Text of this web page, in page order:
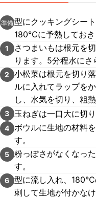
準備型にクッキングシー
180℃に予熱しておき
1
さつまいもは根元を
ります。5分程水にさ
2
小松菜は根元を切り
ルに入れてラップを
し、水気を切り、粗
3 玉ねぎは一口大に切り
4 ボウルに生地の材料
す。
5 粉っぽさがなくなっ
す。
6 型に流し入れ、180℃
刺して生地が付かな